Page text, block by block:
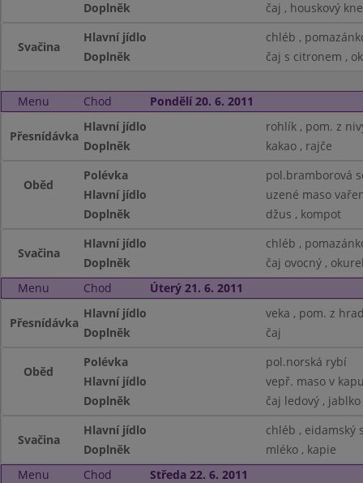
Doplněk čaj , houskový
Svačina
Hlavní jídlo
chléb ,
Doplněk
čaj s citronem ,
Menu Chod Pondělí 20. 6. 2011
Přesnídávka
Hlavní jídlo
rohlík , pom. z
Doplněk
kakao , rajče
Oběd
Polévka
pol.bramborová
Hlavní jídlo
uzené maso
Doplněk
džus , kompot
Svačina
Hlavní jídlo
chléb ,
Doplněk
čaj ovocný ,
Menu
Chod Úterý 21. 6. 2011
Přesnídávka
Hlavní jídlo
veka , pom. z
Doplněk
čaj
Oběd
Polévka
pol.norská rybí
Hlavní jídlo
vepř. maso v
Doplněk
čaj ledový , jablko
Svačina
Hlavní jídlo
chléb , eidamský
Doplněk
mléko , kapie
Menu
Chod Středa 22. 6. 2011